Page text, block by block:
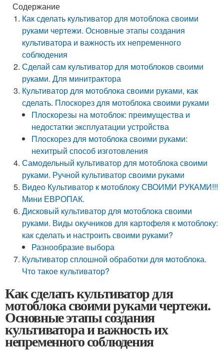
Содержание
Как сделать культиватор для мотоблока своими
руками чертежи. Основные этапы создания
культиватора и важность их непременного
соблюдения
Сделай сам культиватор для мотоблоков своими
руками. Для минитрактора
Культиватор для мотоблока своими руками, как
сделать. Плоскорез для мотоблока своими руками
Плоскорезы на мотоблок: преимущества и
недостатки эксплуатации устройства
Плоскорез для мотоблока своими руками:
нехитрый способ изготовления
Самодельный культиватор для мотоблока своими
руками. Ручной культиватор своими руками
Видео Культиватор к мотоблоку СВОИМИ РУКАМИ!!!
Мини ЕВРОПАК.
Дисковый культиватор для мотоблока своими
руками. Виды окучников для картофеля к мотоблоку:
как сделать и настроить своими руками?
Разнообразие выбора
Культиватор сплошной обработки для мотоблока.
Что такое культиватор?
Как сделать культиватор для
мотоблока своими руками чертежи.
Основные этапы создания
культиватора и важность их
непременного соблюдения